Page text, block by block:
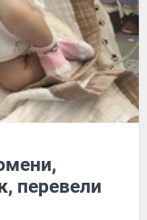
перевели